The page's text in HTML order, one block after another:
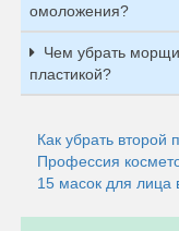
омоложения?
Чем убрать
пластикой?
Как убрать второй
Профессия
15 масок для лица